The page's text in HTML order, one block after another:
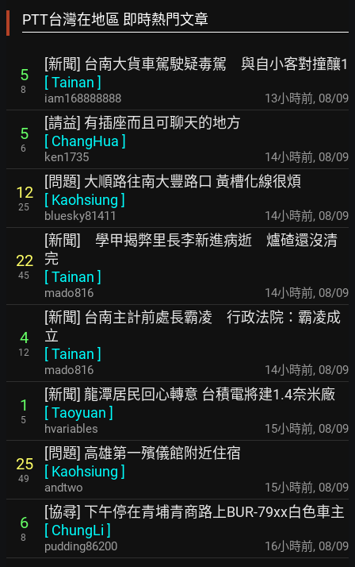
PTT台灣在地區 即時熱門文章
5
8
[新聞] 台南大貨車駕駛疑毒駕 與自小客對撞釀1
[Tainan ]
iam168888888 13小時前, 08/09
5
6
[請益] 有插座而且可聊天的地方
[ ChangHua ]
ken1735 14小時前, 08/09
12
25
[問題] 大順路往南大豐路口 黃槽化線很煩
[ Kaohsiung ]
bluesky81411 14小時前, 08/09
22
45
[新聞] 學甲揭弊里長李新進病逝 爐碴還沒清
完
[Tainan ]
mado816 14小時前, 08/09
4
12
[新聞] 台南主計前處長霸凌 行政法院：霸凌成
立
[Tainan ]
mado816 14小時前, 08/09
1
5
[新聞] 龍潭居民回心轉意 台積電將建1.4奈米廠
[Taoyuan ]
hvariables 15小時前, 08/09
25
49
[問題] 高雄第一殯儀館附近住宿
[ Kaohsiung ]
andtwo 15小時前, 08/09
6
8
[協尋] 下午停在青埔青商路上BUR-79xx白色車主
[ ChungLi ]
pudding86200 16小時前, 08/09